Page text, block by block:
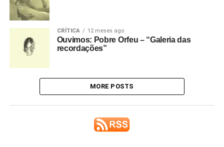
CRÍTICA 12 meses ago
Ouvimos: Pobre Orfeu – “Galeria das
recordações”
MORE POSTS